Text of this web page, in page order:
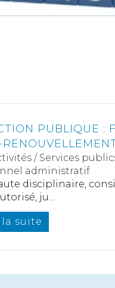
PUBLIQUE :
/ Services
administratif
disciplinaire,
ju...
la suite